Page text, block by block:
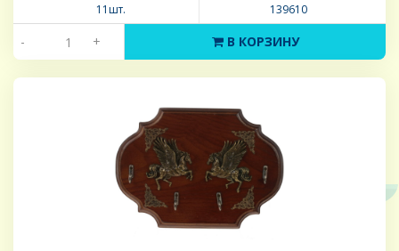
11шт. 139610
- + В КОРЗИНУ